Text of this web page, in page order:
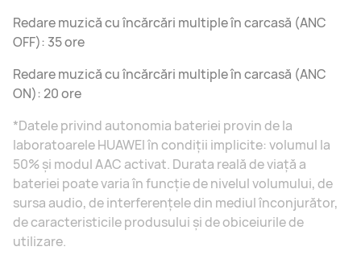
Redare muzică cu încărcări multiple în carcasă (ANC
OFF): 35 ore
Redare muzică cu încărcări multiple în carcasă (ANC
ON): 20 ore
*Datele privind autonomia bateriei provin de la
laboratoarele HUAWEI în condiții implicite: volumul la
50% și modul AAC activat. Durata reală de viață a
bateriei poate varia în funcție de nivelul volumului, de
sursa audio, de interferențele din mediul înconjurător,
de caracteristicile produsului și de obiceiurile de
utilizare.